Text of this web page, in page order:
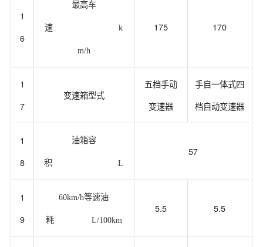
1
6
最高车
速 k
m/h
175 170
1
7
变速箱型式
五档手动
变速器
手自一体式四
档自动变速器
1
8
油箱容
积 L
57
1
9
60km/h等速油
耗 L/100km
5.5 5.5